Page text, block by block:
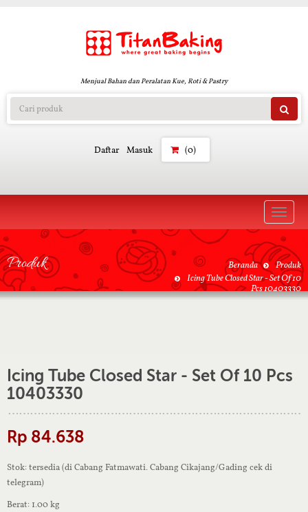
Menjual Bahan dan Peralatan Kue, Roti & Pastry
Daftar Masuk (0)
Toggle
Produk Beranda
Produk
Icing Tube Closed Star - Set Of 10
Pcs 10403330
Icing Tube Closed Star - Set Of 10 Pcs
10403330
Rp 84.638
Stok: tersedia (di Cabang Fatmawati. Cabang Cikajang/Gading cek di
telegram)
Berat: 1.00 kg